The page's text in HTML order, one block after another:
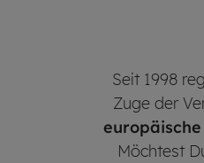
Seit 1998
Zuge der
Möchtest